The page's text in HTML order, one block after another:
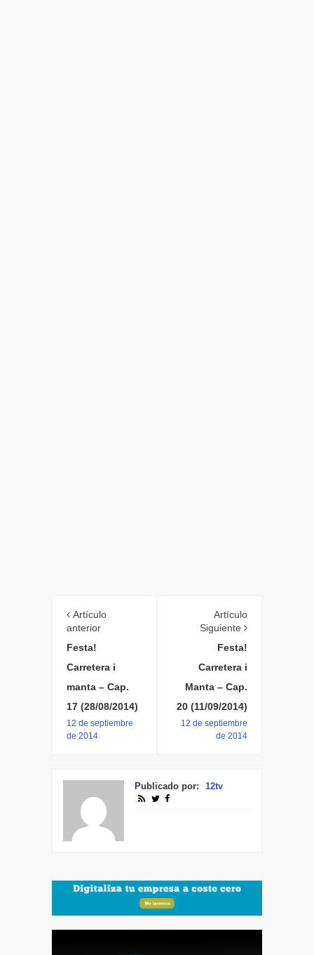
Artículo
anterior
Festa!
Carretera i
manta – Cap.
17 (28/08/2014)
12 de septiembre
de 2014
Artículo
Siguiente
Festa!
Carretera i
Manta – Cap.
20 (11/09/2014)
12 de septiembre
de 2014
Publicado por: 12tv